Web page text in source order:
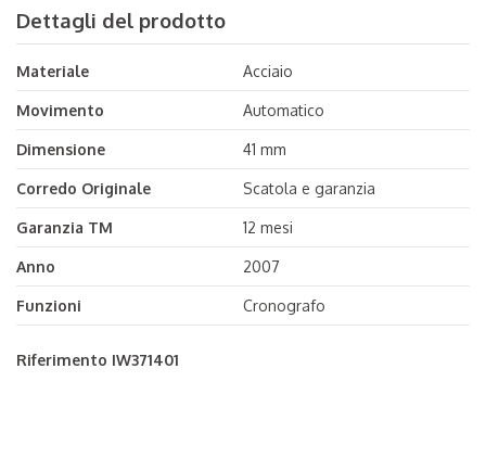
Dettagli del prodotto
Materiale Acciaio
Movimento Automatico
Dimensione 41 mm
Corredo Originale Scatola e garanzia
Garanzia TM 12 mesi
Anno 2007
Funzioni Cronografo
Riferimento IW371401